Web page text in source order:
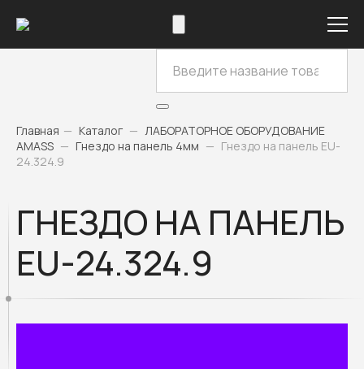
Главная — Каталог — ЛАБОРАТОРНОЕ ОБОРУДОВАНИЕ
AMASS — Гнездо на панель 4мм — Гнездо на панель EU-
24.324.9
ГНЕЗДО НА ПАНЕЛЬ
EU-24.324.9